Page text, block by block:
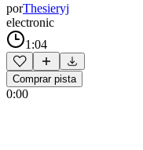
porThesieryj
electronic
1:04
Comprar pista
0:00